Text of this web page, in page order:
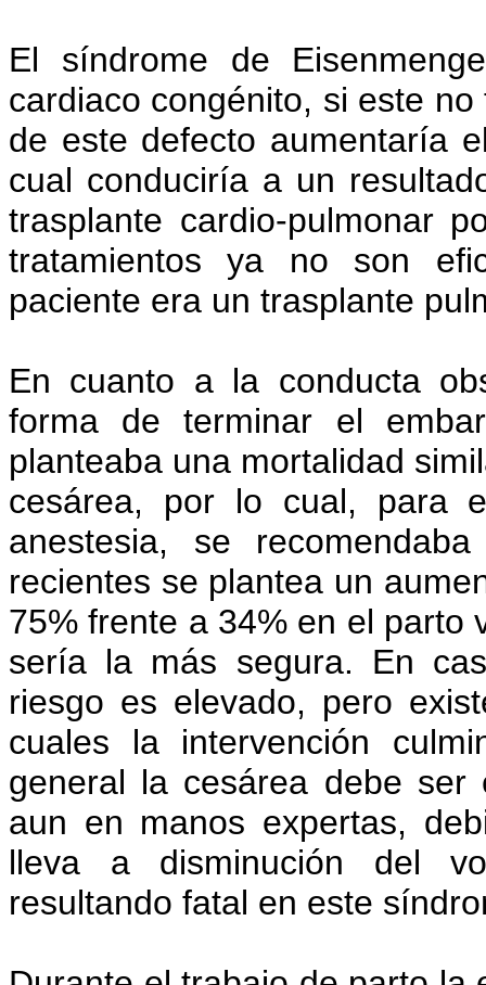
El síndrome de
cardiaco congénito, si este
de este defecto aumentaría
cual conduciría a un
trasplante cardio-pulmonar
tratamientos ya no son
paciente era un trasplante
En cuanto a la conducta
forma de terminar el
planteaba una mortalidad
cesárea, por lo cual, para
anestesia, se
recientes se plantea un
75% frente a 34% en el parto
sería la más segura. En
riesgo es elevado, pero
cuales la intervención
general la cesárea debe
aun en manos expertas,
lleva a disminución del
resultando fatal en este